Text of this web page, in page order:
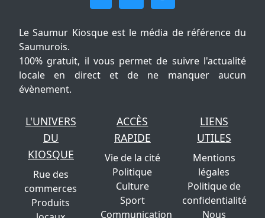
Le Saumur Kiosque est le média de référence du
Saumurois.
100% gratuit, il vous permet de suivre l'actualité
locale en direct et de ne manquer aucun
évènement.
L'UNIVERS
DU
KIOSQUE
Rue des
commerces
Produits
ACCÈS
RAPIDE
Vie de la cité
Politique
Culture
Sport
Communication
LIENS
UTILES
Mentions
légales
Politique de
confidentialité
Nous